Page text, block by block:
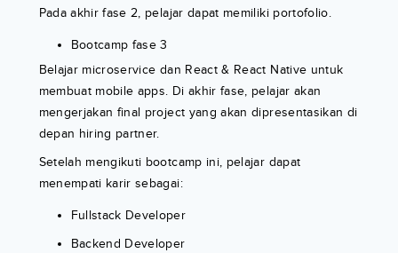
Pada akhir fase 2, pelajar dapat memiliki portofolio.
Bootcamp fase 3
Belajar microservice dan React & React Native untuk
membuat mobile apps. Di akhir fase, pelajar akan
mengerjakan final project yang akan dipresentasikan di
depan hiring partner.
Setelah mengikuti bootcamp ini, pelajar dapat
menempati karir sebagai:
Fullstack Developer
Backend Developer